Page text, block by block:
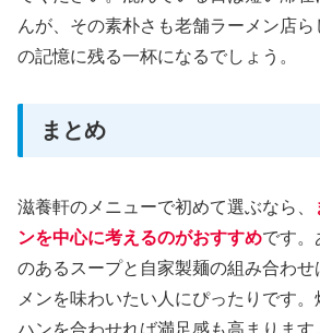
んが、その素朴さも老舗ラーメン店
の記憶に残る一杯になるでしょう。
まとめ
滋養軒のメニューで初めて選ぶなら、
ンを中心に考えるのがおすすめです。
のあるスープと自家製麺の組み合わ
メンを味わいたい人にぴったりです
ハンを合わせれば満足感も高まります